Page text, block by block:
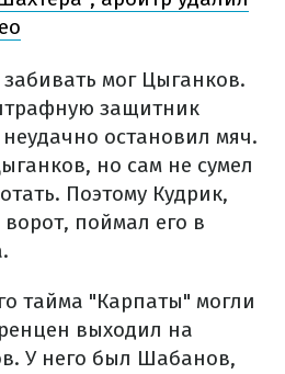
мог Цыганков.
защитник
остановил мяч.
но сам не сумел
Поэтому Кудрик,
поймал его в
тайма "Карпаты" могли
выходил на
У него был Шабанов,